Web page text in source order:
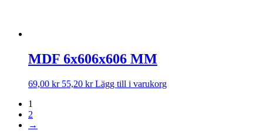
MDF 6x606x606 MM
69,00 kr 55,20 kr Lägg till i varukorg
1
2
→